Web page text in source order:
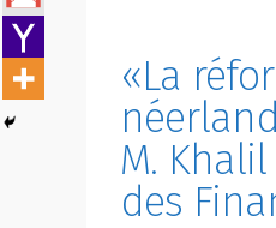
«La
M.
des